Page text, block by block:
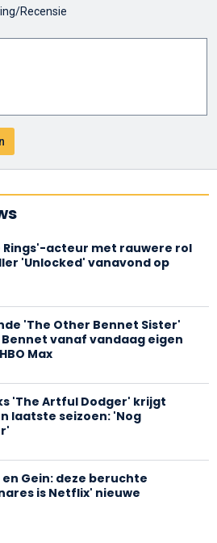
Recensie
Rings'-acteur met rauwere rol
'Unlocked' vanavond op
'The Other Bennet Sister'
vanaf vandaag eigen
Max
'The Artful Dodger' krijgt
laatste seizoen: 'Nog
en Gein: deze beruchte
is Netflix' nieuwe